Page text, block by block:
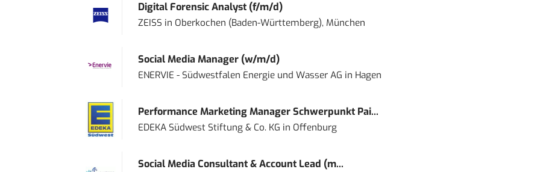
Digital Forensic Analyst (f/m/d)
ZEISS in Oberkochen (Baden-Württemberg), München
Social Media Manager (w/m/d)
ENERVIE - Südwestfalen Energie und Wasser AG in Hagen
Performance Marketing Manager Schwerpunkt Pai...
EDEKA Südwest Stiftung & Co. KG in Offenburg
Social Media Consultant & Account Lead (m...